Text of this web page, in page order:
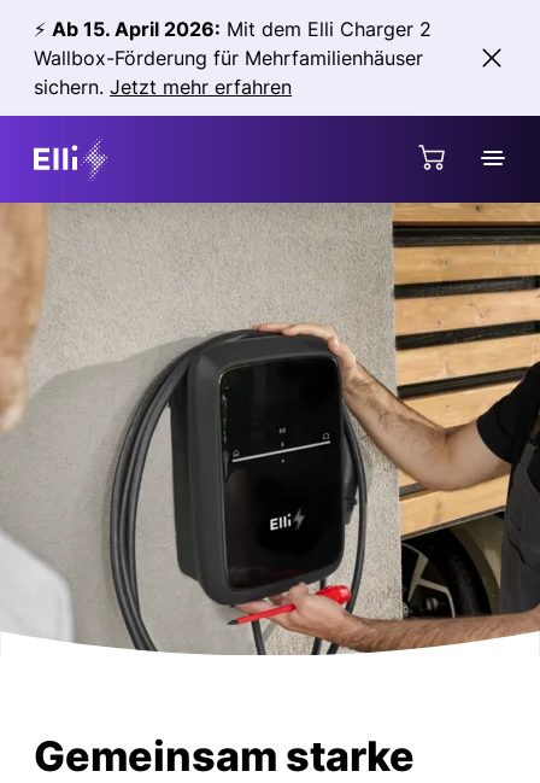
⚡Ab 15. April 2026: Mit dem Elli Charger 2
Wallbox-Förderung für Mehrfamilienhäuser
sichern.Jetzt mehr erfahren
Gemeinsam starke